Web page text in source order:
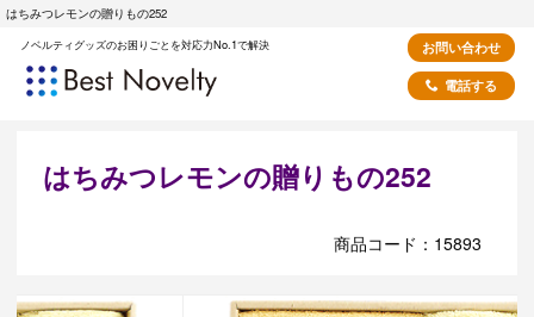
はちみつレモンの贈りもの252
ノベルティグッズのお困りごとを対応力No.1で解決
お問い合わせ
電話する
はちみつレモンの贈りもの252
商品コード：15893